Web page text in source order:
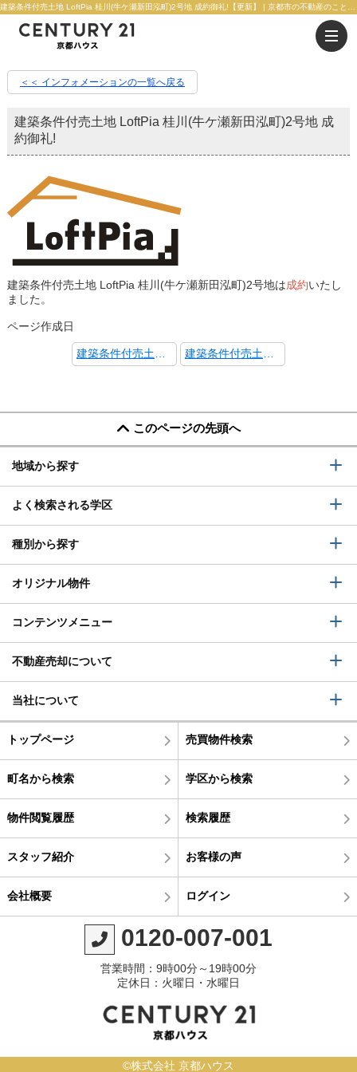
＜＜ インフォメーションの一覧へ戻る
建築条件付売土地 LoftPia 桂川(牛ケ瀬新田泓町)2号地 成
約御礼!
建築条件付売土地 LoftPia 桂川(牛ケ瀬新田泓町)2号地は成約いたし
ました。
ページ作成日
このページの先頭へ
地域から探す
よく検索される学区
種別から探す
オリジナル物件
コンテンツメニュー
不動産売却について
当社について
トップページ 売買物件検索
町名から検索 学区から検索
物件閲覧履歴 検索履歴
スタッフ紹介 お客様の声
会社概要 ログイン
0120-007-001
営業時間：9時00分～19時00分
定休日：火曜日・水曜日
©株式会社 京都ハウス